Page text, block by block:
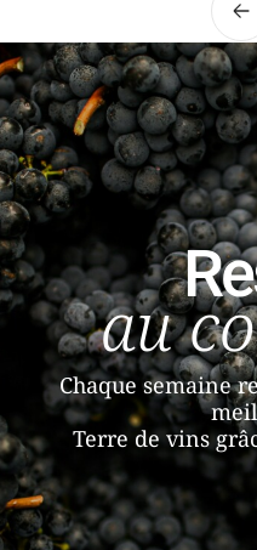
au
Chaque semaine
Terre de vins